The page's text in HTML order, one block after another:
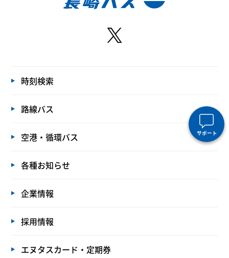
サポート
時刻検索
路線バス
空港・循環バス
各種お知らせ
企業情報
採用情報
エヌタスカード・定期券